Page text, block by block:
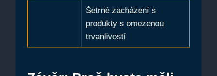
Šetrné zacházení s
produkty ‍s omezenou
trvanlivostí